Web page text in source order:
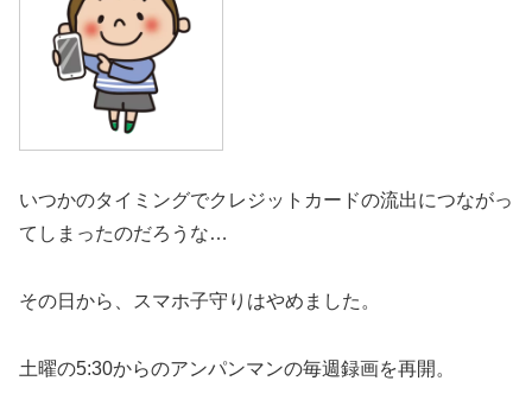
いつかのタイミングでクレジットカードの流出につながっ
てしまったのだろうな…
その日から、スマホ子守りはやめました。
土曜の5:30からのアンパンマンの毎週録画を再開。